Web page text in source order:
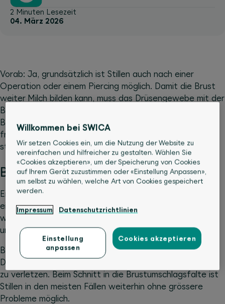
2 Minuten Lesezeit
04. März 2026
Vorab: Ja, grundsätzlich ist Stillen auch nach einer
Operation oder einem Piercing möglich. Damit die Brust
weiter Milch bilden kann, muss das Drüsengewebe mit der
Brustwarze verbunden bleiben. Zudem sollte die
Brustwarze noch empfindsam sein, damit die Hormone
freigesetzt werden, die Milchbildung und Milchfluss
steuern.
Brustvergrösserung
Ein Brustimplantat aus Schönheitsgründen kann über
einen Schnitt in der Brustumschlagsfalte eingesetzt
werden. Alternativ ist ein halbkreisförmiger Schnitt am
unteren Rand des Brustwarzenhofs möglich.
Bei der zweiten Variante ist die Narbe weniger sichtbar.
Dafür steigt das Risiko, Milchgänge und wichtige Nerven
zu verletzen. Beim Schnitt in die Brustumschlagsfalte ist
Stillen in den meisten Fällen weiterhin ohne grössere
Probleme möglich.
Willkommen bei SWICA
Wir setzen Cookies ein, um die Nutzung der Website zu
vereinfachen und hilfreicher zu gestalten. Wählen Sie
«Cookies akzeptieren», um der Speicherung von Cookies
auf Ihrem Gerät zuzustimmen oder «Einstellung Anpassen»,
um selbst zu wählen, welche Art von Cookies gespeichert
werden.
Impressum Datenschutzrichtlinien
Einstellung
anpassen
Cookies akzeptieren